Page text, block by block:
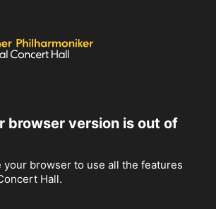
browser version is out of
your browser to use all the features
Hall.